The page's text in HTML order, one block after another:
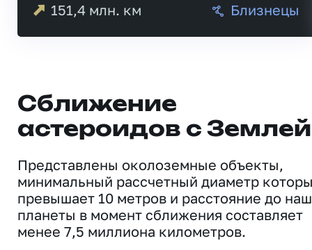
151,4 млн. км Близнецы
Сближение
астероидов с Землей
Представлены околоземные объекты,
минимальный рассчетный диаметр
превышает 10 метров и расстояние до
планеты в момент сближения составляет
менее 7,5 миллиона километров.